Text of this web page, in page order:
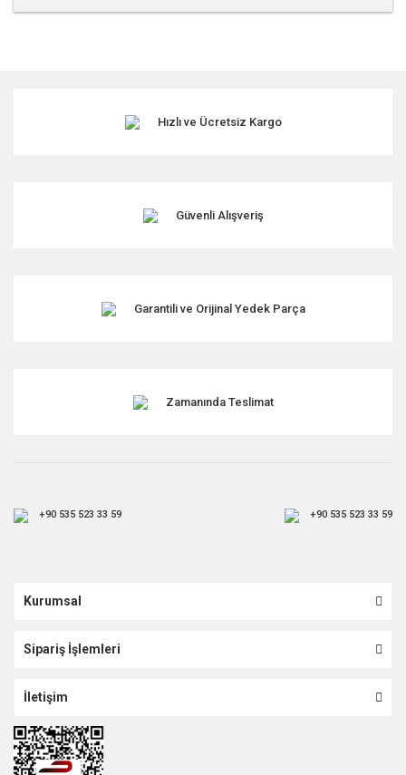
Ürün resmi kalitesiz, bozuk veya görüntülenemiyor.
Ürün fiyatı diğer sitelerden daha pahalı.
Hızlı ve Ücretsiz Kargo
Güvenli Alışveriş
Garantili ve Orijinal Yedek Parça
Zamanında Teslimat
+90 535 523 33 59 +90 535 523 33 59
Kurumsal
Sipariş İşlemleri
İletişim